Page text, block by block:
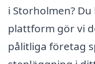
i Storholmen?
plattform gör vi
pålitliga företag